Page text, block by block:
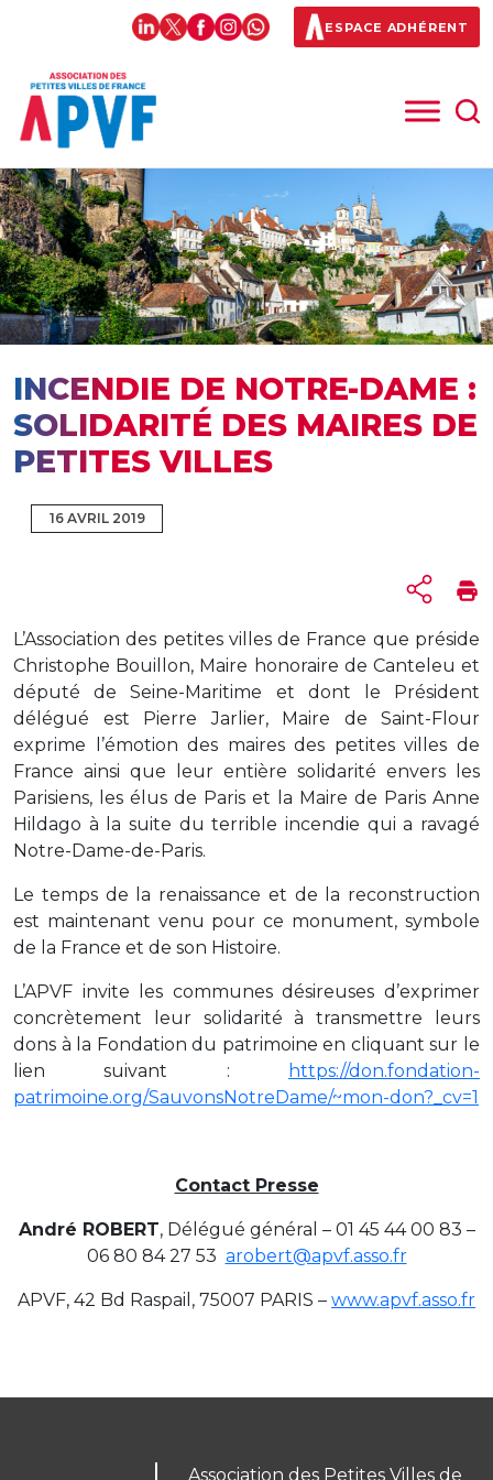
ESPACE ADHÉRENT
INCENDIE DE NOTRE-DAME :
SOLIDARITÉ DES MAIRES DE
PETITES VILLES
16 AVRIL 2019
L’Association des petites villes de France que préside
Christophe Bouillon, Maire honoraire de Canteleu et
député de Seine-Maritime et dont le Président
délégué est Pierre Jarlier, Maire de Saint-Flour
exprime l’émotion des maires des petites villes de
France ainsi que leur entière solidarité envers les
Parisiens, les élus de Paris et la Maire de Paris Anne
Hildago à la suite du terrible incendie qui a ravagé
Notre-Dame-de-Paris.
Le temps de la renaissance et de la reconstruction
est maintenant venu pour ce monument, symbole
de la France et de son Histoire.
L’APVF invite les communes désireuses d’exprimer
concrètement leur solidarité à transmettre leurs
dons à la Fondation du patrimoine en cliquant sur le
lien suivant :
https://don.fondation-
patrimoine.org/SauvonsNotreDame/~mon-don?_cv=1
Contact Presse
André ROBERT, Délégué général – 01 45 44 00 83 –
06 80 84 27 53 arobert@apvf.asso.fr
APVF, 42 Bd Raspail, 75007 PARIS – www.apvf.asso.fr
Association des Petites Villes de